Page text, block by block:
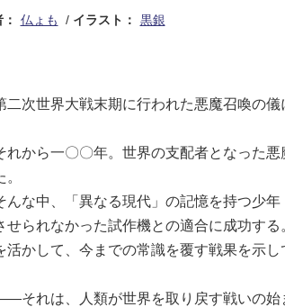
仏ょも イラスト： 黒銀
次世界大戦末期に行われた悪魔召喚の儀
から一〇〇年。世界の支配者となった
な中、「異なる現代」の記憶を持つ少
せられなかった試作機との適合に成功す
活かして、今までの常識を覆す戦果を示し
れは、人類が世界を取り戻す戦いの始